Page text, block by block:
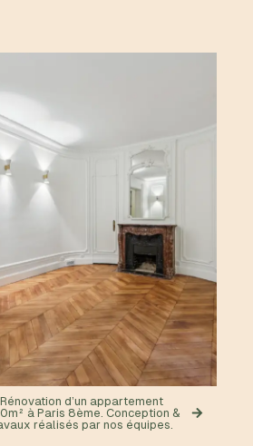
d’un appartement
à Paris 8ème. Conception &
réalisés par nos équipes.